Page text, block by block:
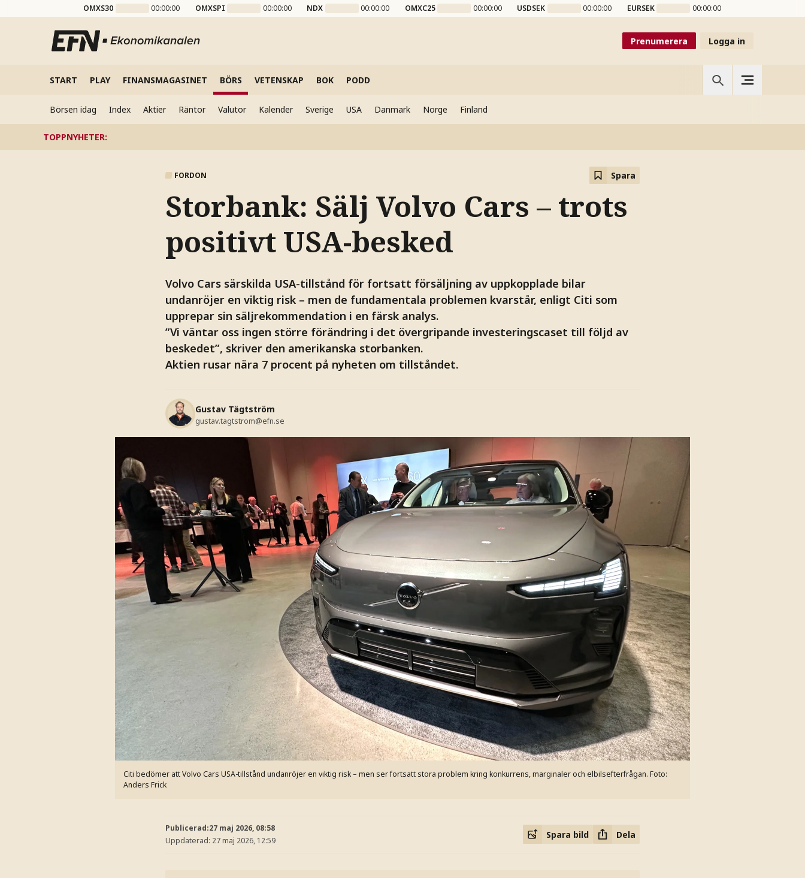
OMXS30 00:00:00 OMXSPI 00:00:00 NDX 00:00:00 OMXC25 00:00:00 USDSEK 00:00:00 EURSEK 00:00:00
Prenumerera Logga in
START PLAY FINANSMAGASINET BÖRS VETENSKAP BOK PODD
Börsen idag Index Aktier Räntor Valutor Kalender Sverige USA Danmark Norge Finland
TOPPNYHETER:
FORDON Spara
Storbank: Sälj Volvo Cars – trots
positivt USA-besked
Volvo Cars särskilda USA-tillstånd för fortsatt försäljning av uppkopplade bilar
undanröjer en viktig risk – men de fundamentala problemen kvarstår, enligt Citi som
upprepar sin säljrekommendation i en färsk analys.
”Vi väntar oss ingen större förändring i det övergripande investeringscaset till följd av
beskedet”, skriver den amerikanska storbanken.
Aktien rusar nära 7 procent på nyheten om tillståndet.
Gustav Tägtström
gustav.tagtstrom@efn.se
Citi bedömer att Volvo Cars USA-tillstånd undanröjer en viktig risk – men ser fortsatt stora problem kring konkurrens, marginaler och elbilsefterfrågan. Foto:
Anders Frick
Publicerad:27 maj 2026, 08:58
Uppdaterad: 27 maj 2026, 12:59
Spara bild Dela